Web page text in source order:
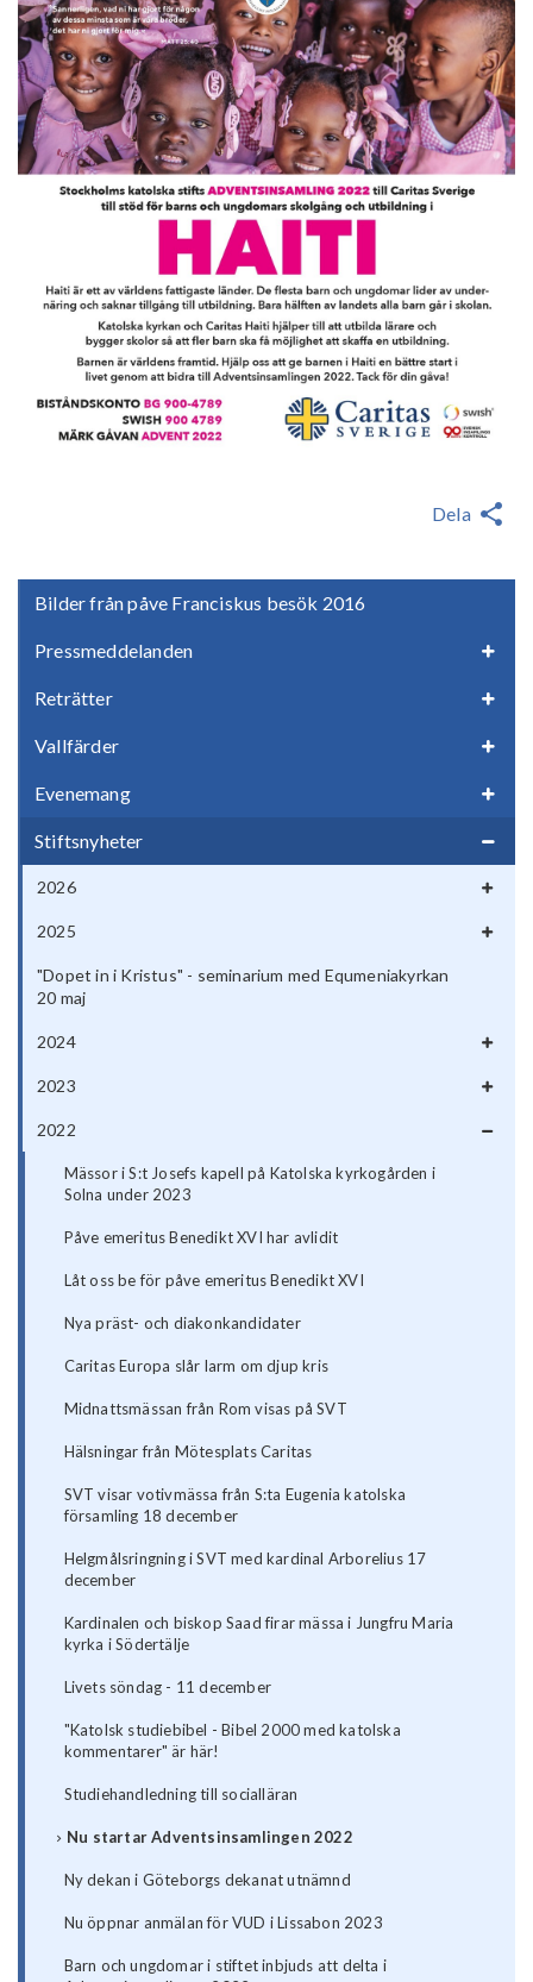
Bilder från påve Franciskus besök 2016
Pressmeddelanden
Reträtter
Vallfärder
Evenemang
Stiftsnyheter
2026
2025
"Dopet in i Kristus" - seminarium med Equmeniakyrkan
20 maj
2024
2023
2022
Mässor i S:t Josefs kapell på Katolska kyrkogården i
Solna under 2023
Påve emeritus Benedikt XVI har avlidit
Låt oss be för påve emeritus Benedikt XVI
Nya präst- och diakonkandidater
Caritas Europa slår larm om djup kris
Midnattsmässan från Rom visas på SVT
Hälsningar från Mötesplats Caritas
SVT visar votivmässa från S:ta Eugenia katolska
församling 18 december
Helgmålsringning i SVT med kardinal Arborelius 17
december
Kardinalen och biskop Saad firar mässa i Jungfru Maria
kyrka i Södertälje
Livets söndag - 11 december
"Katolsk studiebibel - Bibel 2000 med katolska
kommentarer" är här!
Studiehandledning till socialläran
Nu startar Adventsinsamlingen 2022
Ny dekan i Göteborgs dekanat utnämnd
Nu öppnar anmälan för VUD i Lissabon 2023
Barn och ungdomar i stiftet inbjuds att delta i
Dela